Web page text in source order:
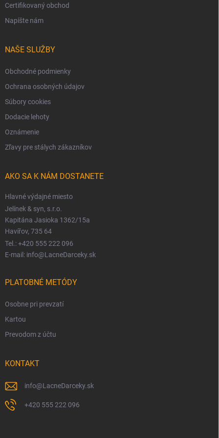
Certifikovaný obchod
Napíšte nám
NAŠE SLUŽBY
Obchodné podmienky
Ochrana osobných údajov
Súbory cookies
Dodacie lehoty
Oznámenie
Zľavy pre stálych zákazníkov
AKO SA K NÁM DOSTANETE
Hlavné výdajné miesto
Jelínek & syn, s.r.o.
Kapitána Jasioka 1362/15a
Havířov, 735 64
Tel.: +420 555 222 096
E-mail: info@LacneDarceky.sk
PLATOBNÉ METÓDY
Osobne pri prevzatí
Kartou
Prevodom z účtu
KONTAKT
info@LacneDarceky.sk
+420 555 222 096